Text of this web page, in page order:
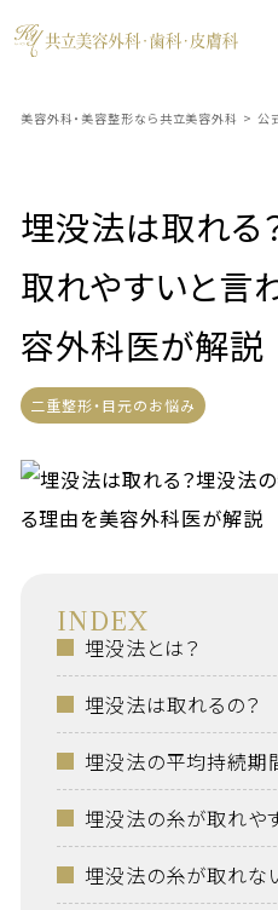
美容外科・美容整形なら共立美容外科 > 公
埋没法は取れる
取れやすいと言
容外科医が解説
二重整形・目元のお悩み
INDEX
埋没法とは？
埋没法は取れるの？
埋没法の平均持続期
埋没法の糸が取れや
埋没法の糸が取れな